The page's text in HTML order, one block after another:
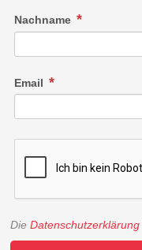
Nachname
Email
Die Datenschutzerklärung